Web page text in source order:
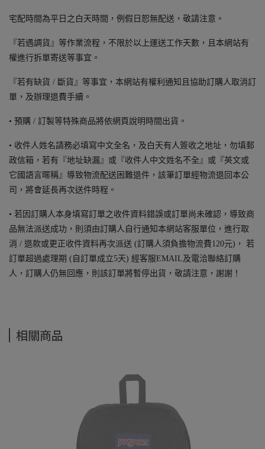
宅配時間為平日之白天時間，例假日恕無配送，敬請注意。
『若遇調貨』等作業流程，不限於以上運送工作天數，且本網站有
權進行拆單寄送等事宜。
『若有缺貨 / 斷貨』等事宜，本網站有權利通知且協助訂購人取消訂
單，及辦理退費手續。
• 預購 / 訂製等特殊商品將依網頁說明時間出貨。
• 收件人姓名請務必填寫中文全名，及白天有人簽收之地址，勿填郵
政信箱，若有『地址缺漏』或『收件人中文姓名不全』或『英文或
它國語言暱稱』導致物流配送困難退件，該筆訂單經物流退回本公
司，將會延長再次送件時程。
• 若因訂購人本身填寫訂單之收件資料錯誤或訂單尚未確認，導致商
品無法派送成功，則須由訂購人自行通知本網站客服單位，進行取
消 / 退款或更正收件資料再次派送 (訂購人須負擔物流費120元)， 若
訂單超過處理期 (自訂單成立5天) 經客服EMAIL及電洽聯絡訂購
人，訂購人仍無回應，則該訂單將暫停出貨，敬請注意，謝謝！
相關商品